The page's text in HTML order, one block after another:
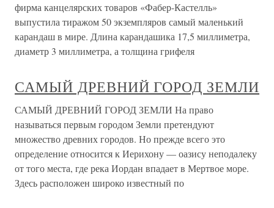
фирма канцелярских товаров «Фабер-Кастелль»
выпустила тиражом 50 экземпляров самый маленький
карандаш в мире. Длина карандашика 17,5 миллиметра,
диаметр 3 миллиметра, а толщина грифеля
САМЫЙ ДРЕВНИЙ ГОРОД ЗЕМЛИ
САМЫЙ ДРЕВНИЙ ГОРОД ЗЕМЛИ На право
называться первым городом Земли претендуют
множество древних городов. Но прежде всего это
определение относится к Иерихону — оазису неподалеку
от того места, где река Иордан впадает в Мертвое море.
Здесь расположен широко известный по